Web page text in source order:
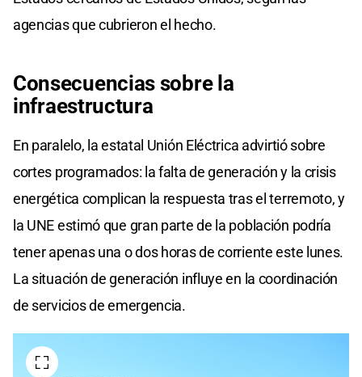
agencias que cubrieron el hecho.
Consecuencias sobre la
infraestructura
En paralelo, la estatal Unión Eléctrica advirtió sobre
cortes programados: la falta de generación y la crisis
energética complican la respuesta tras el terremoto, y
la UNE estimó que gran parte de la población podría
tener apenas una o dos horas de corriente este lunes.
La situación de generación influye en la coordinación
de servicios de emergencia.